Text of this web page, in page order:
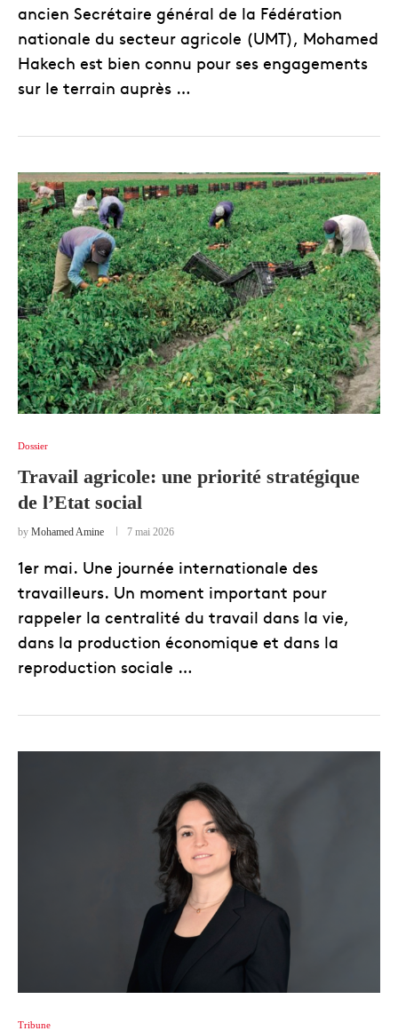
ancien Secrétaire général de la Fédération
nationale du secteur agricole (UMT), Mohamed
Hakech est bien connu pour ses engagements
sur le terrain auprès …
Dossier
Travail agricole: une priorité stratégique
de l’Etat social
by Mohamed Amine 7 mai 2026
1er mai. Une journée internationale des
travailleurs. Un moment important pour
rappeler la centralité du travail dans la vie,
dans la production économique et dans la
reproduction sociale …
Tribune